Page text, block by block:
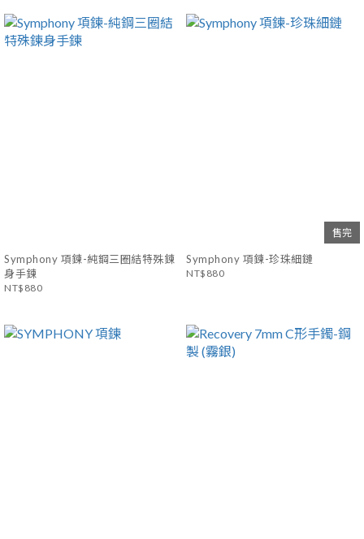
Symphony 項鍊-純鋼三圈結特殊鍊
身手鍊
NT$880
售完
Symphony 項鍊-珍珠細鏈
NT$880